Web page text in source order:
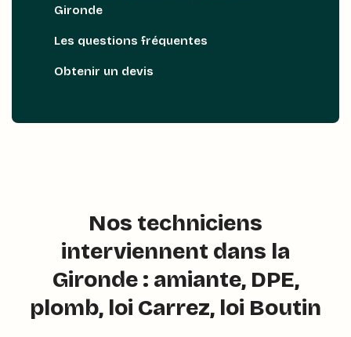
Gironde
Les questions fréquentes
Obtenir un devis
Nos techniciens
interviennent dans la
Gironde : amiante, DPE,
plomb, loi Carrez, loi Boutin